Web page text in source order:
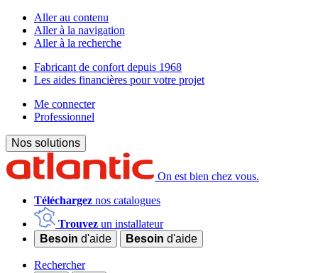
Aller au contenu
Aller à la navigation
Aller à la recherche
Fabricant de confort depuis 1968
Les aides financières pour votre projet
Me connecter
Professionnel
Nos solutions
On est bien chez vous.
Téléchargez nos catalogues
Trouvez un installateur
Besoin d'aide Besoin d'aide
Rechercher